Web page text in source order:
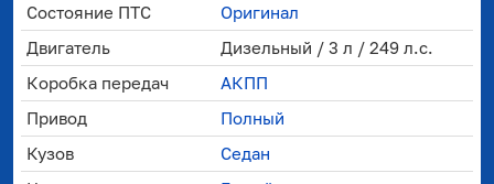
Состояние ПТС
Оригинал
Двигатель
Дизельный / 3 л / 249 л.с.
Коробка передач
АКПП
Привод
Полный
Кузов
Седан